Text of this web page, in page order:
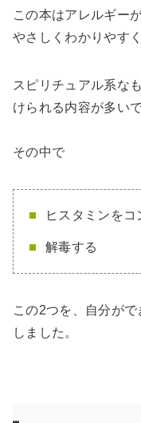
この本はアレルギー
やさしくわかりやす
スピリチュアル系な
けられる内容が多いで
その中で
ヒスタミンをコ
解毒する
この2つを、自分が
しました。